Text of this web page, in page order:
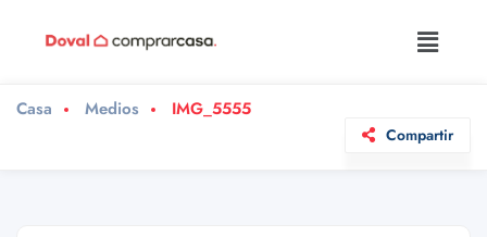
Casa Medios IMG_5555
Compartir